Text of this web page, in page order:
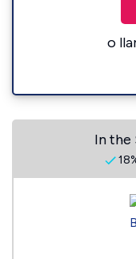
o
In the